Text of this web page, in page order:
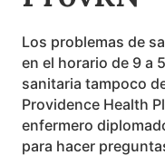
Los problemas de
en el horario de 9 a
sanitaria tampoco
Providence Health
enfermero
para hacer